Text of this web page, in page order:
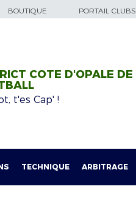
BOUTIQUE PORTAIL CLUBS
COTE D'OPALE DE
t'es Cap' !
TECHNIQUE ARBITRAGE